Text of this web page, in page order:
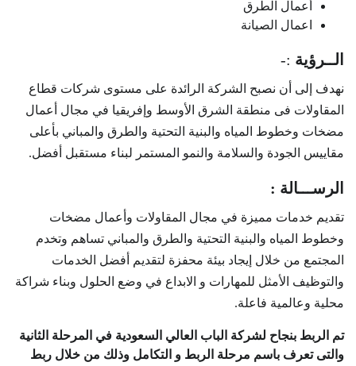
أعمال الطرق
اعمال الصيانة
الــرؤية :-
نهدف إلى أن نصبح الشركة الرائدة على مستوى شركات قطاع
المقاولات فى منطقة الشرق الأوسط وإفريقيا في مجال أعمال
مضخات وخطوط المياه والبنية التحتية والطرق والمباني بأعلى
مقاييس الجودة والسلامة والنمو المستمر لبناء مستقبل أفضل.
الرســـالة :
تقديم خدمات مميزة في مجال المقاولات وأعمال مضخات
وخطوط المياه والبنية التحتية والطرق والمباني تساهم وتخدم
المجتمع من خلال إيجاد بيئة محفزة لتقديم أفضل الخدمات
والتوظيف الأمثل للمهارات و الابداع في وضع الحلول وبناء شراكة
محلية وعالمية فاعلة.
تم الربط بنجاح لشركة الباب العالي السعودية في المرحلة الثانية
والتى تعرف باسم مرحلة الربط و التكامل وذلك من خلال ربط